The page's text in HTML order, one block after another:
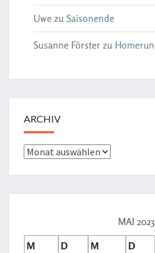
Uwe zu Saisonende
Susanne Förster zu Homerun
ARCHIV
MAI 2023
M
D M D